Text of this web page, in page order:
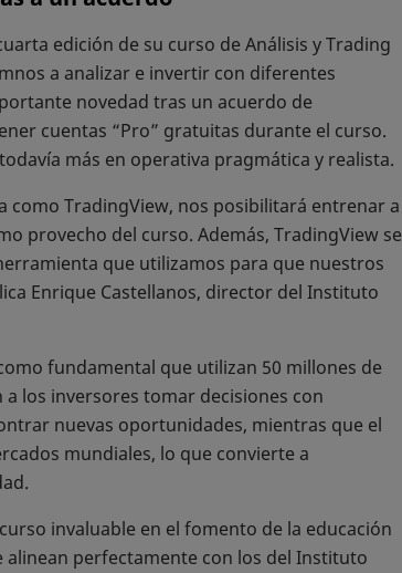
edición de su curso de Análisis y Trading
a analizar e invertir con diferentes
novedad tras un acuerdo de
cuentas “Pro” gratuitas durante el curso.
más en operativa pragmática y realista.
TradingView, nos posibilitará entrenar a
provecho del curso. Además, TradingView se
que utilizamos para que nuestros
Enrique Castellanos, director del Instituto
fundamental que utilizan 50 millones de
los inversores tomar decisiones con
nuevas oportunidades, mientras que el
mundiales, lo que convierte a
invaluable en el fomento de la educación
perfectamente con los del Instituto